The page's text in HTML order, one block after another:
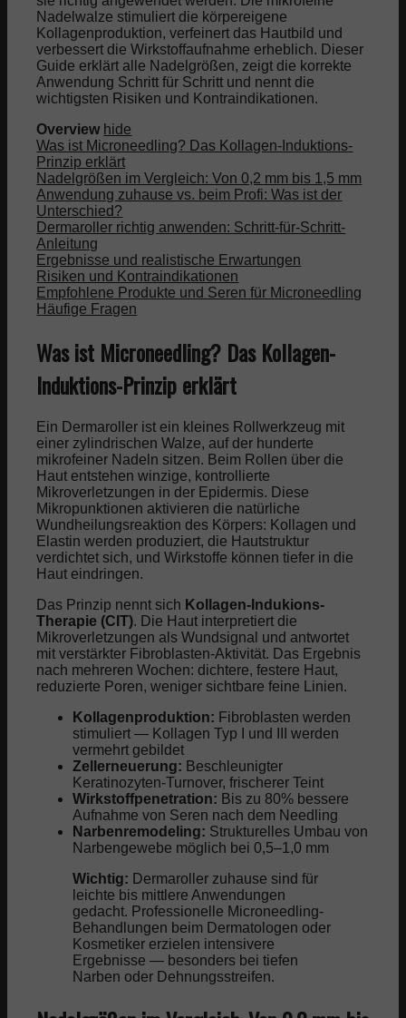
Nadelwalze stimuliert die körpereigene
Kollagenproduktion, verfeinert das Hautbild und
verbessert die Wirkstoffaufnahme erheblich. Dieser
Guide erklärt alle Nadelgrößen, zeigt die korrekte
Anwendung Schritt für Schritt und nennt die
wichtigsten Risiken und Kontraindikationen.
Overview hide
Was ist Microneedling? Das Kollagen-Induktions-
Prinzip erklärt
Nadelgrößen im Vergleich: Von 0,2 mm bis 1,5 mm
Anwendung zuhause vs. beim Profi: Was ist der
Unterschied?
Dermaroller richtig anwenden: Schritt-für-Schritt-
Anleitung
Ergebnisse und realistische Erwartungen
Risiken und Kontraindikationen
Empfohlene Produkte und Seren für Microneedling
Häufige Fragen
Was ist Microneedling? Das Kollagen-
Induktions-Prinzip erklärt
Ein Dermaroller ist ein kleines Rollwerkzeug mit
einer zylindrischen Walze, auf der hunderte
mikrofeiner Nadeln sitzen. Beim Rollen über die
Haut entstehen winzige, kontrollierte
Mikroverletzungen in der Epidermis. Diese
Mikropunktionen aktivieren die natürliche
Wundheilungsreaktion des Körpers: Kollagen und
Elastin werden produziert, die Hautstruktur
verdichtet sich, und Wirkstoffe können tiefer in die
Haut eindringen.
Das Prinzip nennt sich Kollagen-Indukions-
Therapie (CIT). Die Haut interpretiert die
Mikroverletzungen als Wundsignal und antwortet
mit verstärkter Fibroblasten-Aktivität. Das Ergebnis
nach mehreren Wochen: dichtere, festere Haut,
reduzierte Poren, weniger sichtbare feine Linien.
Kollagenproduktion: Fibroblasten werden
stimuliert — Kollagen Typ I und III werden
vermehrt gebildet
Zellerneuerung: Beschleunigter
Keratinozyten-Turnover, frischerer Teint
Wirkstoffpenetration: Bis zu 80% bessere
Aufnahme von Seren nach dem Needling
Narbenremodeling: Strukturelles Umbau von
Narbengewebe möglich bei 0,5–1,0 mm
Wichtig: Dermaroller zuhause sind für
leichte bis mittlere Anwendungen
gedacht. Professionelle Microneedling-
Behandlungen beim Dermatologen oder
Kosmetiker erzielen intensivere
Ergebnisse — besonders bei tiefen
Narben oder Dehnungsstreifen.